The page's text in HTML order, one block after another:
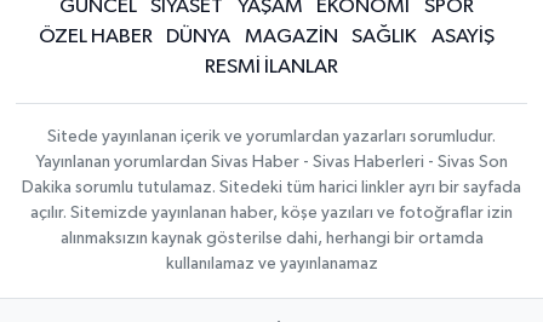
GÜNCEL SİYASET YAŞAM EKONOMİ
SPOR
ÖZEL HABER
DÜNYA MAGAZİN SAĞLIK
ASAYİŞ
RESMİ İLANLAR
Sitede yayınlanan içerik ve yorumlardan yazarları sorumludur.
Yayınlanan yorumlardan Sivas Haber - Sivas Haberleri - Sivas Son
Dakika sorumlu tutulamaz. Sitedeki tüm harici linkler ayrı bir sayfada
açılır. Sitemizde yayınlanan haber, köşe yazıları ve fotoğraflar izin
alınmaksızın kaynak gösterilse dahi, herhangi bir ortamda
kullanılamaz ve yayınlanamaz